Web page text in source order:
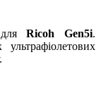
Ricoh Gen5i.